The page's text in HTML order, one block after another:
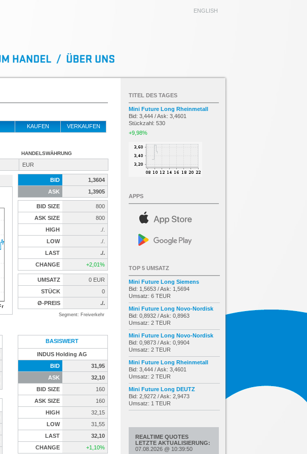
ENGLISH
KAUFEN VERKAUFEN
HANDELSWÄHRUNG
EUR
BID
1,3604
ASK
1,3905
BID SIZE
800
ASK SIZE
800
HIGH
./.
LOW
./.
LAST
./.
CHANGE
+2,01%
UMSATZ
0 EUR
STÜCK
0
Ø-PREIS
./.
Segment: Freiverkehr
BASISWERT
INDUS Holding AG
BID
31,95
ASK
32,10
BID SIZE
160
ASK SIZE
160
HIGH
32,15
LOW
31,55
LAST
32,10
CHANGE
+1,10%
TITEL DES TAGES
Mini Future Long Rheinmetall
Bid: 3,444 / Ask: 3,4601
Stückzahl: 530
+9,98%
APPS
TOP 5 UMSATZ
Mini Future Long Siemens
Bid: 1,5653 / Ask: 1,5694
Umsatz: 6 TEUR
Mini Future Long Novo-Nordisk
Bid: 0,8932 / Ask: 0,8963
Umsatz: 2 TEUR
Mini Future Long Novo-Nordisk
Bid: 0,9873 / Ask: 0,9904
Umsatz: 2 TEUR
Mini Future Long Rheinmetall
Bid: 3,444 / Ask: 3,4601
Umsatz: 2 TEUR
Mini Future Long DEUTZ
Bid: 2,9272 / Ask: 2,9473
Umsatz: 1 TEUR
REALTIME QUOTES
LETZTE AKTUALISIERUNG:
07.08.2026 @ 10:39:50